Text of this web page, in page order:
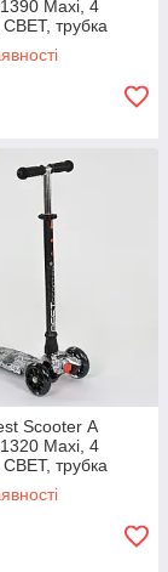
Maxi, 4
СВЕТ, трубка
d=12с
Scooter А
Maxi, 4
СВЕТ, трубка
d=12с